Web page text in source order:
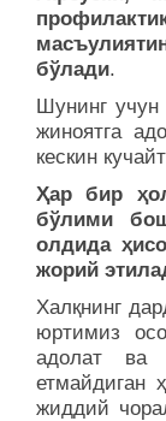
бўлади.
Шунинг учун
жиноятга
кескин
Ҳар бир
бўлими
олдида
жорий
Халқнинг
юртимиз
адолат ва
етмайдиган
жиддий